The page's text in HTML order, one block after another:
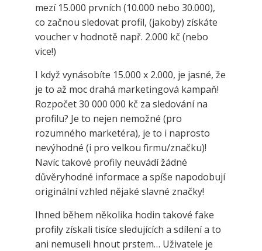
mezí 15.000 prvních (10.000 nebo 30.000),
co začnou sledovat profil, (jakoby) získáte
voucher v hodnotě např. 2.000 kč (nebo
vice!)
I když vynásobíte 15.000 x 2.000, je jasné, že
je to až moc drahá marketingová kampaň!
Rozpočet 30 000 000 kč za sledování na
profilu? Je to nejen nemožné (pro
rozumného marketéra), je to i naprosto
nevýhodné (i pro velkou firmu/značku)!
Navíc takové profily neuvádí žádné
důvěryhodné informace a spíše napodobují
originální vzhled nějaké slavné značky!
Ihned během několika hodin takové fake
profily získali tisíce sledujících a sdílení a to
ani nemuseli hnout prstem… Uživatele je